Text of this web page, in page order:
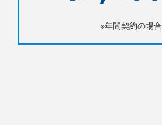
※年間契約の場合